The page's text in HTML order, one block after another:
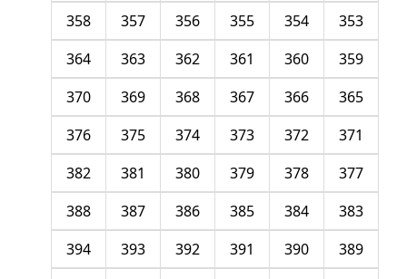
353
354
355
356
357
358
359
360
361
362
363
364
365
366
367
368
369
370
371
372
373
374
375
376
377
378
379
380
381
382
383
384
385
386
387
388
389
390
391
392
393
394